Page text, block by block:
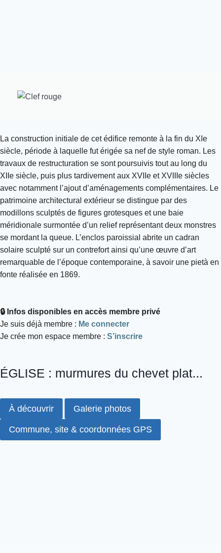
La construction initiale de cet édifice remonte à la fin du XIe
siècle, période à laquelle fut érigée sa nef de style roman. Les
travaux de restructuration se sont poursuivis tout au long du
XIIe siècle, puis plus tardivement aux XVIIe et XVIIIe siècles
avec notamment l’ajout d’aménagements complémentaires. Le
patrimoine architectural extérieur se distingue par des
modillons sculptés de figures grotesques et une baie
méridionale surmontée d’un relief représentant deux monstres
se mordant la queue. L’enclos paroissial abrite un cadran
solaire sculpté sur un contrefort ainsi qu’une œuvre d’art
remarquable de l’époque contemporaine, à savoir une pietà en
fonte réalisée en 1869.
🔒 Infos disponibles en accès membre privé
Je suis déjà membre : Me connecter
Je crée mon espace membre : S’inscrire
ÉGLISE : murmures du chevet plat...
À découvrir Galerie photos
Commune, site & coordonnées GPS